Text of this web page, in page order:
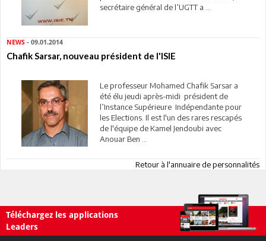
secrétaire général de l’UGTT a ...
NEWS - 09.01.2014
Chafik Sarsar, nouveau président de l'ISIE
Le professeur Mohamed Chafik Sarsar a
été élu jeudi après-midi président de
l’Instance Supérieure Indépendante pour
les Elections. Il est l'un des rares rescapés
de l'équipe de Kamel Jendoubi avec
Anouar Ben ...
Retour à l'annuaire de personnalités
Téléchargez les applications
Leaders